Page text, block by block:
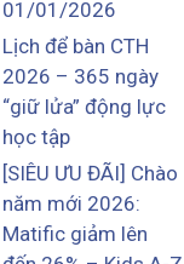
01/01/2026
Lịch để bàn CTH
2026 – 365 ngày
“giữ lửa” động lực
học tập
[SIÊU ƯU ĐÃI] Chào
năm mới 2026:
Matific giảm lên